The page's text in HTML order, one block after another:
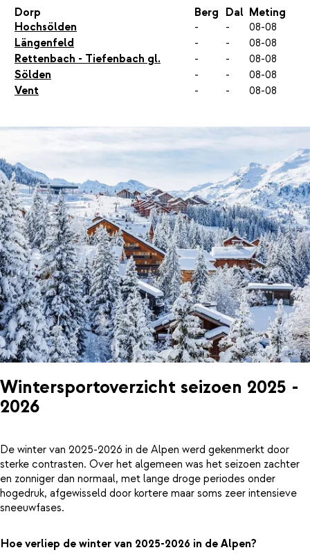
Dorp Berg Dal Meting
Hochsölden
- -
08-08
Längenfeld
- -
08-08
Rettenbach - Tiefenbach gl.
- -
08-08
Sölden
- -
08-08
Vent
- - 08-08
Wintersportoverzicht seizoen 2025 -
2026
De winter van 2025-2026 in de Alpen werd gekenmerkt door
sterke contrasten. Over het algemeen was het seizoen zachter
en zonniger dan normaal, met lange droge periodes onder
hogedruk, afgewisseld door kortere maar soms zeer intensieve
sneeuwfases.
Hoe verliep de winter van 2025-2026 in de Alpen?